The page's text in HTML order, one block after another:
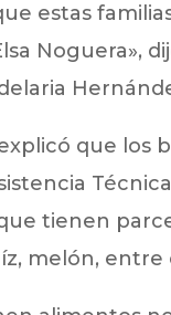
estas
Noguera»,
que los
tienen
melón, entre